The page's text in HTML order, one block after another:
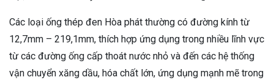
Các loại ống thép đen Hòa phát thường có đường kính từ
12,7mm – 219,1mm, thích hợp ứng dụng trong nhiều lĩnh vực
từ các đường ống cấp thoát nước nhỏ và đến các hệ thống
vận chuyển xăng dầu, hóa chất lớn, ứng dụng mạnh mẽ trong